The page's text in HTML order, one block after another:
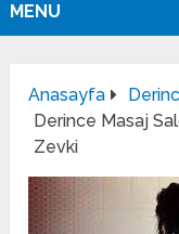
MENU
Anasayfa
Derince Masaj
Zevki